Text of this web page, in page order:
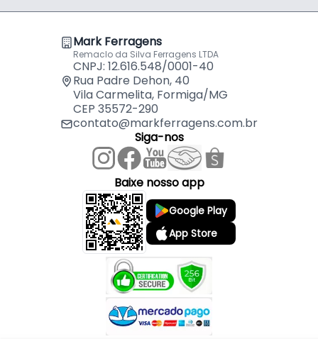
- Apoio e guia para multiferramenta
Mark Ferragens
Remaclo da Silva Ferragens LTDA
CNPJ: 12.616.548/0001-40
Rua Padre Dehon, 40
Vila Carmelita, Formiga/MG
CEP 35572-290
contato@markferragens.com.br
Siga-nos
Baixe nosso app
Google Play
App Store